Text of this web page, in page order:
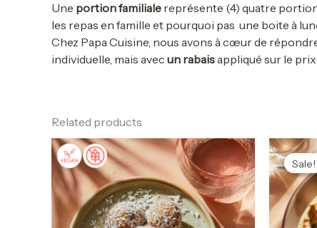
Une portion familiale représente (4) quatre
les repas en famille et pourquoi pas une boite à
Chez Papa Cuisine, nous avons à cœur de
individuelle, mais avec un rabaisappliqué sur le
Related products
Price
range:
12.90$
through
25.90$
This
product
has
multiple
variants.
Sale!
Sale!